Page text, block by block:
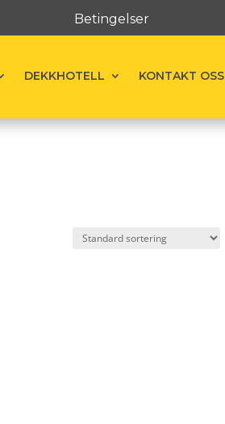
Betingelser
DEKKHOTELL KONTAKT OSS